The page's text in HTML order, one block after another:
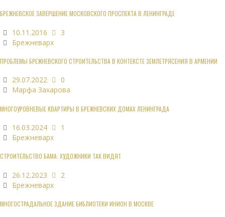
БРЕЖНЕВСКОЕ ЗАВЕРШЕНИЕ МОСКОВСКОГО ПРОСПЕКТА В ЛЕНИНГРАДЕ
10.11.2016
3
Брежневарх
ПРОБЛЕМЫ БРЕЖНЕВСКОГО СТРОИТЕЛЬСТВА В КОНТЕКСТЕ ЗЕМЛЕТРЯСЕНИЯ В АРМЕНИИ
29.07.2022
0
Марфа Захарова
МНОГОУРОВНЕВЫЕ КВАРТИРЫ В БРЕЖНЕВСКИХ ДОМАХ ЛЕНИНГРАДА
16.03.2024
1
Брежневарх
СТРОИТЕЛЬСТВО БАМА: ХУДОЖНИКИ ТАК ВИДЯТ
26.12.2023
2
Брежневарх
МНОГОСТРАДАЛЬНОЕ ЗДАНИЕ БИБЛИОТЕКИ ИНИОН В МОСКВЕ